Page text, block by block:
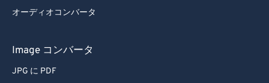
オーディオコンバータ
Image コンバータ
JPG に PDF